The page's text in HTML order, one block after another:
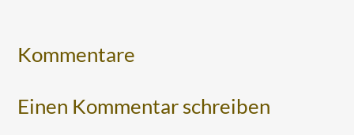
Kommentare
Einen Kommentar schreiben